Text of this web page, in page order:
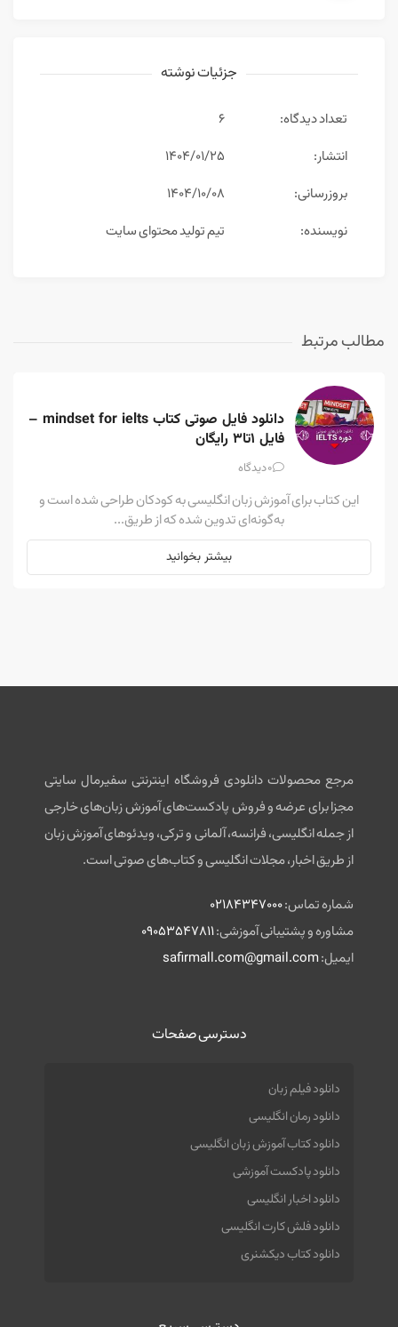
جزئیات نوشته
تعداد دیدگاه:
6
انتشار:
۱۴۰۴/۰۱/۲۵
بروزرسانی:
۱۴۰۴/۱۰/۰۸
نویسنده:
تیم تولید محتوای سایت
مطالب مرتبط
فایل ۱تا۳ رایگان
0 دیدگاه
این کتاب برای آموزش زبان انگلیسی به کودکان طراحی شده است و
به‌گونه‌ای تدوین شده که از طریق...
بیشتر بخوانید
مرجع محصولات دانلودی فروشگاه اینترنتی سفیرمال سایتی
مجزا برای عرضه و فروش پادکست‌های آموزش زبان‌های خارجی
از جمله انگلیسی، فرانسه، آلمانی و ترکی، ویدئوهای آموزش زبان
از طریق اخبار، مجلات انگلیسی و کتاب‌های صوتی است.
شماره تماس:02184347000
مشاوره و پشتیبانی آموزشی:09053547811
ایمیل:safirmall.com@gmail.com
دسترسی صفحات
دانلود فیلم زبان
دانلود رمان انگلیسی
دانلود کتاب آموزش زبان انگلیسی
دانلود پادکست آموزشی
دانلود اخبار انگلیسی
دانلود فلش کارت انگلیسی
دانلود کتاب دیکشنری